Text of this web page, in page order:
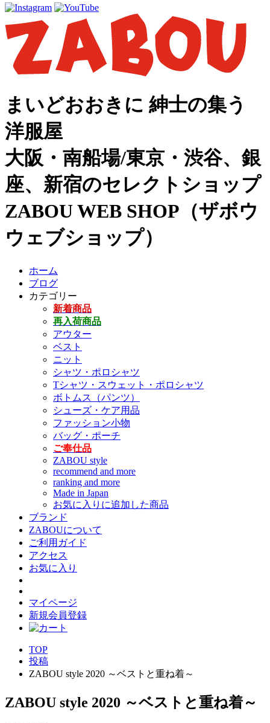
まいどおおきに 紳士の集う
洋服屋
大阪・南船場/東京・渋谷、銀
座、新宿のセレクトショップ
ZABOU WEB SHOP（ザボウ
ウェブショップ）
ホーム
ブログ
カテゴリー
新着商品
再入荷商品
アウター
ベスト
ニット
シャツ・ポロシャツ
Tシャツ・スウェット・ポロシャツ
ボトムス（パンツ）
シューズ・ケア用品
ファッション小物
バッグ・ポーチ
ご奉仕品
ZABOU style
recommend and more
ranking and more
Made in Japan
お気に入りに追加した商品
ブランド
ZABOUについて
ご利用ガイド
アクセス
お気に入り
マイページ
新規会員登録
TOP
投稿
ZABOU style 2020 ～ベストと重ね着～
ZABOU style 2020 ～ベストと重ね着～